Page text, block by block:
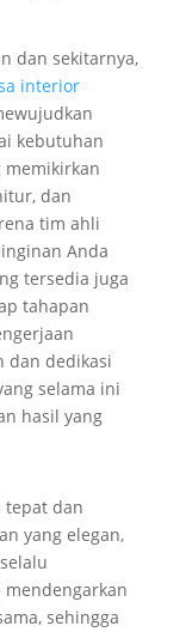
dan sekitarnya,
interior
kebutuhan
dan
tim ahli
Anda
tersedia juga
tahapan
dan dedikasi
selama ini
hasil yang
tepat dan
yang elegan,
mendengarkan
sehingga